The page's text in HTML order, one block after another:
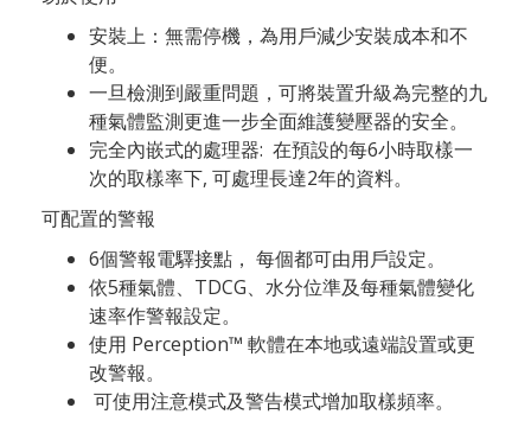
安裝上：無需停機，為用戶減少安裝成本和不
便。
一旦檢測到嚴重問題，可將裝置升級為完整的九
種氣體監測更進一步全面維護變壓器的安全。
完全內嵌式的處理器: 在預設的每6小時取樣一
次的取樣率下, 可處理長達2年的資料。
可配置的警報
6個警報電驛接點， 每個都可由用戶設定。
依5種氣體、TDCG、水分位準及每種氣體變化
速率作警報設定。
使用 Perception™ 軟體在本地或遠端設置或更
改警報。
可使用注意模式及警告模式增加取樣頻率。